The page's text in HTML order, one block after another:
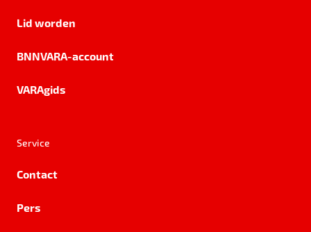
Lid worden
BNNVARA-account
VARAgids
Service
Contact
Pers